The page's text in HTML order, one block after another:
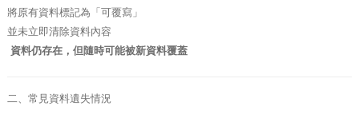
將原有資料標記為「可覆寫」
並未立即清除資料內容
資料仍存在，但隨時可能被新資料覆蓋
二、常見資料遺失情況